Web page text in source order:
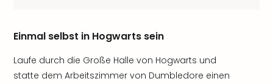
Einmal selbst in Hogwarts sein
Laufe durch die Große Halle von Hogwarts und
statte dem Arbeitszimmer von Dumbledore einen